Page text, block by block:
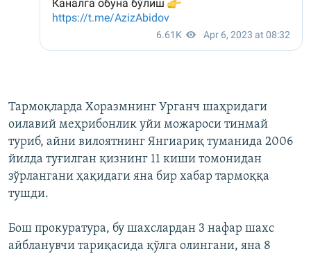
Тармоқларда Хоразмнинг Урганч шаҳридаги
оилавий меҳрибонлик уйи можароси тинмай
туриб, айни вилоятнинг Янгиариқ туманида 2006
йилда туғилган қизнинг 11 киши томонидан
зўрлангани ҳақидаги яна бир хабар тармоққа
тушди.
Бош прокуратура, бу шахслардан 3 нафар шахс
айбланувчи тариқасида қўлга олингани, яна 8